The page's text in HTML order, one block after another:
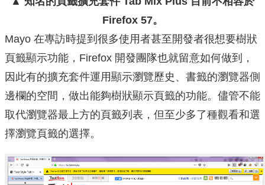
Firefox 57。
Mayo 在專訪時提到很多使用者甚至開發者很想要樹狀
頁籤顯示功能，Firefox 開發團隊也就留意如何做到，
因此有的擴充套件運用顯示瀏覽歷史、書籤的瀏覽器側
邊欄的空間，做出能夠樹狀顯示頁籤的功能。儘管不能
取代瀏覽器最上方的頁籤列表，但至少多了種觀看和選
擇瀏覽頁籤的選擇。